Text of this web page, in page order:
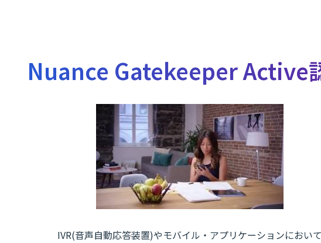
Nuance Gatekeeper Active
IVR(音声自動応答装置)やモバイル・アプリケーションにおいて